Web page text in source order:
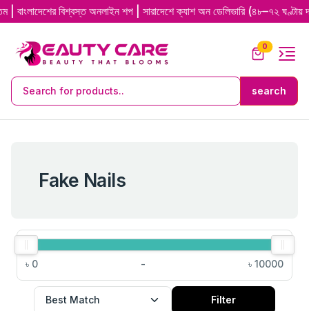
বিশ্বস্ত অনলাইন শপ | সারাদেশে ক্যাশ অন ডেলিভারি (৪৮–৭২ ঘণ্টায়
0
Fake Nails
৳ 0 - ৳ 10000
Filter